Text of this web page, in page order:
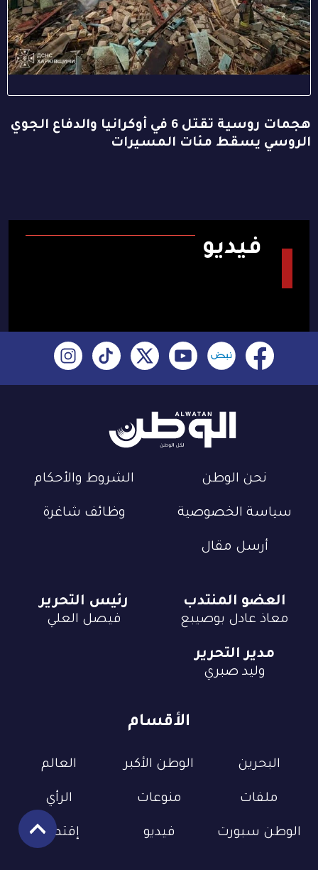
هجمات روسية تقتل 6 في أوكرانيا والدفاع الجوي
الروسي يسقط مئات المسيرات
فيديو
نحن الوطن الشروط والأحكام
سياسة الخصوصية وظائف شاغرة
أرسل مقال
الأقسام
البحرين الوطن الأكبر العالم
ملفات منوعات الرأي
الوطن سبورت فيديو إقتصاد
العضو المنتدب
معاذ عادل بوصيبع
رئيس التحرير
فيصل العلي
مدير التحرير
وليد صبري